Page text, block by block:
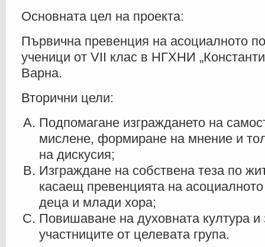
Основната цел на проекта:
Първична превенция на асоциалното
ученици от VII клас в НГХНИ
Варна.
Вторични цели:
Подпомагане изграждането на
мислене, формиране на мнение и
на дискусия;
Изграждане на собствена теза по
касаещ превенцията на
деца и млади хора;
Повишаване на духовната култура и
участниците от целевата група.